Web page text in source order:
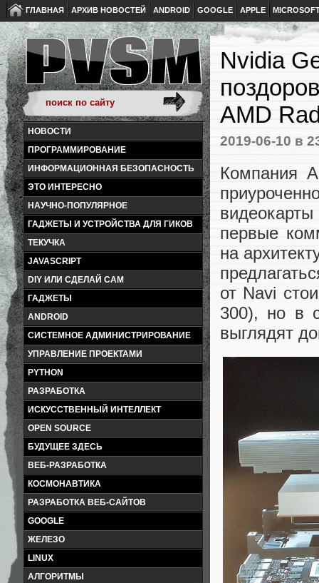
ГЛАВНАЯ АРХИВ НОВОСТЕЙ ANDROID GOOGLE APPLE
НОВОСТИ
ПРОГРАММИРОВАНИЕ
ИНФОРМАЦИОННАЯ БЕЗОПАСНОСТЬ
ЭТО ИНТЕРЕСНО
НАУЧНО-ПОПУЛЯРНОЕ
ГАДЖЕТЫ И УСТРОЙСТВА ДЛЯ ГИКОВ
ТЕКУЧКА
JAVASCRIPT
DIY ИЛИ СДЕЛАЙ САМ
ГАДЖЕТЫ
ANDROID
СИСТЕМНОЕ АДМИНИСТРИРОВАНИЕ
УПРАВЛЕНИЕ ПРОЕКТАМИ
PYTHON
РАЗРАБОТКА
ИСКУССТВЕННЫЙ ИНТЕЛЛЕКТ
OPEN SOURCE
БУДУЩЕЕ ЗДЕСЬ
ВЕБ-РАЗРАБОТКА
КОСМОНАВТИКА
РАЗРАБОТКА ВЕБ-САЙТОВ
GOOGLE
ЖЕЛЕЗО
LINUX
АЛГОРИТМЫ
Nvidia
AMD
2019-06-10 в
Компания
первые
на
от Navi
300), но в
выглядят